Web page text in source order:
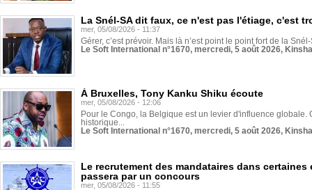
La Snél-SA dit faux, ce n'est pas l'étiage, c'est
mer, 05/08/2026 - 11:37
Gérer, c’est prévoir. Mais là n’est point le point fort de la
Le Soft International n°1670, mercredi, 5 août 2026,
À Bruxelles, Tony Kanku Shiku écoute
mer, 05/08/2026 - 12:06
Pour le Congo, la Belgique est un levier d'influence globale.
historique...
Le Soft International n°1670, mercredi, 5 août 2026,
Le recrutement des mandataires dans
passera par un concours
mer, 05/08/2026 - 11:55